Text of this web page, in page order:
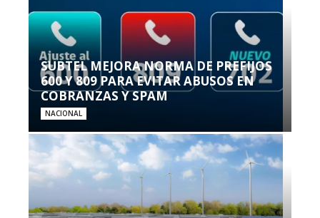
SUBTEL MEJORA NORMA DE PREFIJOS
600 Y 809 PARA EVITAR ABUSOS EN
COBRANZAS Y SPAM
NACIONAL